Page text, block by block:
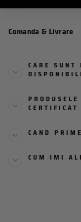
Comanda & Livrare
CARE SUNT
CAND
CUM IMI